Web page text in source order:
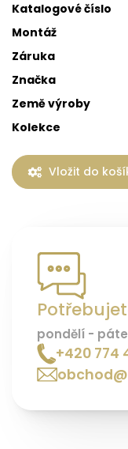
Katalogové číslo
Montáž
Záruka
Značka
Země výroby
Kolekce
Vložit do
pondělí -
+420 774